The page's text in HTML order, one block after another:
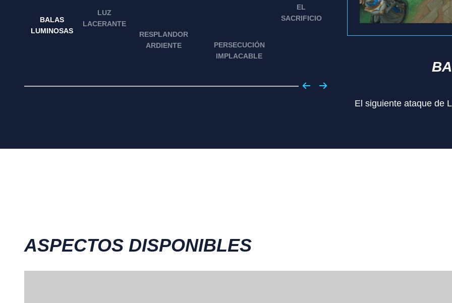
BALAS
LUMINOSAS
LUZ
LACERANTE
RESPLANDOR
ARDIENTE
PERSECUCIÓN
IMPLACABLE
EL
SACRIFICIO
El siguiente ataque de
ASPECTOS DISPONIBLES